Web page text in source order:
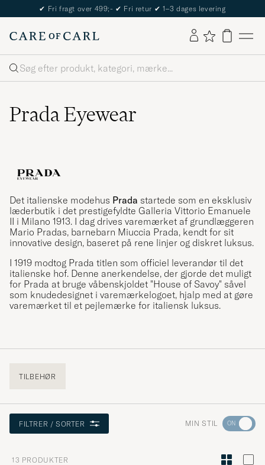
✔ Fri fragt over 499;- ✔ Fri retur ✔ 1–3 dages levering
Søg
Prada Eyewear
Det italienske modehus Prada startede som en eksklusiv
læderbutik i det prestigefyldte Galleria Vittorio Emanuele
II i Milano 1913. I dag drives varemærket af grundlæggeren
Mario Pradas, barnebarn Miuccia Prada, kendt for sit
innovative design, baseret på rene linjer og diskret luksus.
I 1919 modtog Prada titlen som officiel leverandør til det
italienske hof. Denne anerkendelse, der gjorde det muligt
for Prada at bruge våbenskjoldet "House of Savoy" såvel
som knudedesignet i varemærkelogoet, hjalp med at gøre
varemærket til et pejlemærke for italiensk luksus.
TILBEHØR
FILTRER / SORTER MIN STIL Gå
Stilråd
13 PRODUKTER